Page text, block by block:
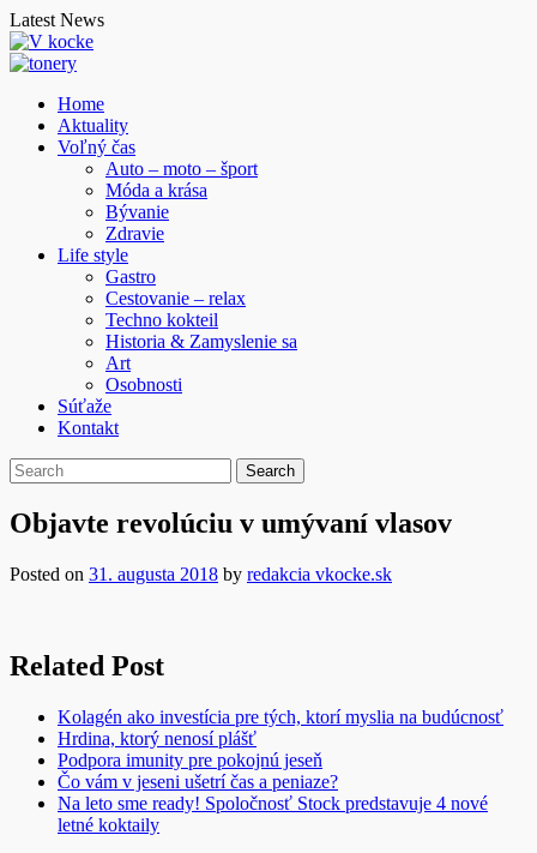
Skip
to
content
Latest News
Home
Aktuality
Voľný čas
Auto – moto – šport
Móda a krása
Bývanie
Zdravie
Life style
Gastro
Cestovanie – relax
Techno kokteil
Historia & Zamyslenie sa
Art
Osobnosti
Súťaže
Kontakt
Objavte revolúciu v umývaní vlasov
Posted on 31. augusta 2018 by redakcia vkocke.sk
Related Post
Kolagén ako investícia pre tých, ktorí myslia na budúcnosť
Hrdina, ktorý nenosí plášť
Podpora imunity pre pokojnú jeseň
Čo vám v jeseni ušetrí čas a peniaze?
Na leto sme ready! Spoločnosť Stock predstavuje 4 nové
letné koktaily